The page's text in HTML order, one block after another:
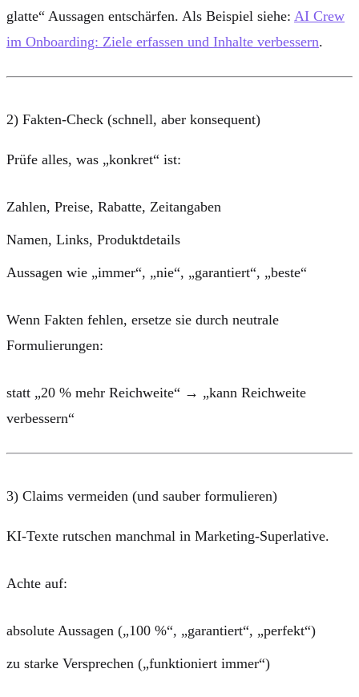
glatte“ Aussagen entschärfen. Als Beispiel siehe: AI Crew
im Onboarding: Ziele erfassen und Inhalte verbessern.
2) Fakten-Check (schnell, aber konsequent)
Prüfe alles, was „konkret“ ist:
Zahlen, Preise, Rabatte, Zeitangaben
Namen, Links, Produktdetails
Aussagen wie „immer“, „nie“, „garantiert“, „beste“
Wenn Fakten fehlen, ersetze sie durch neutrale
Formulierungen:
statt „20 % mehr Reichweite“ → „kann Reichweite
verbessern“
3) Claims vermeiden (und sauber formulieren)
KI-Texte rutschen manchmal in Marketing-Superlative.
Achte auf:
absolute Aussagen („100 %“, „garantiert“, „perfekt“)
zu starke Versprechen („funktioniert immer“)